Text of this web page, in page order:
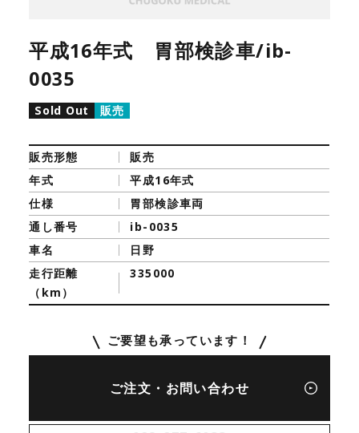
平成16年式 胃部検診車/ib-
0035
Sold Out 販売
販売形態
販売
年式
平成16年式
仕様
胃部検診車両
通し番号
ib-0035
車名
日野
走行距離
（km）
335000
ご要望も承っています！
ご注文・お問い合わせ